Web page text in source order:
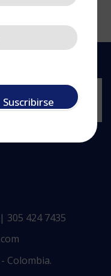
Suscribirse
305 424 7435
Colombia.